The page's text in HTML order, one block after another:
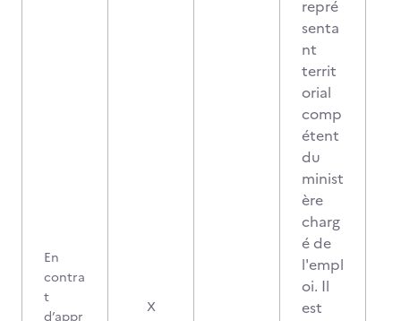
En
contra
t
d’appr
X
repré
senta
nt
territ
orial
comp
étent
du
minist
ère
charg
é de
l'empl
oi. Il
est